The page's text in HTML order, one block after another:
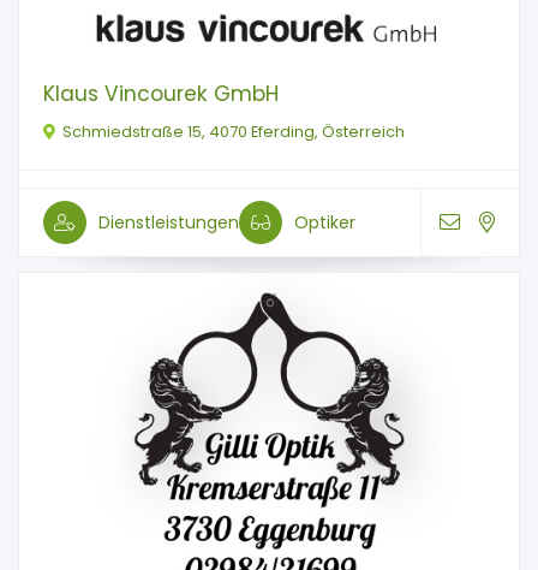
Klaus Vincourek GmbH
Schmiedstraße 15, 4070 Eferding, Österreich
Dienstleistungen Optiker